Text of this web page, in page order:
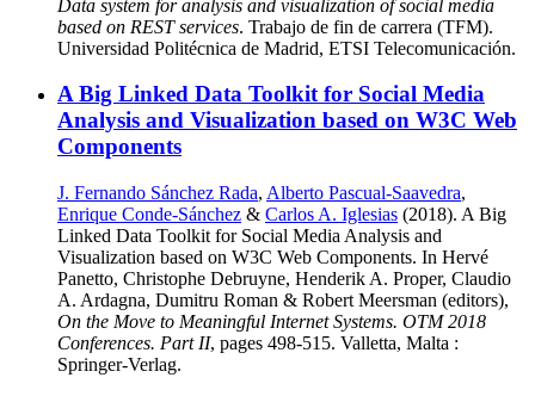
Data system for analysis and visualization of social media
based on REST services. Trabajo de fin de carrera (TFM).
Universidad Politécnica de Madrid, ETSI Telecomunicación.
A Big Linked Data Toolkit for Social Media
Analysis and Visualization based on W3C Web
Components
J. Fernando Sánchez Rada, Alberto Pascual-Saavedra,
Enrique Conde-Sánchez & Carlos A. Iglesias (2018). A Big
Linked Data Toolkit for Social Media Analysis and
Visualization based on W3C Web Components. In Hervé
Panetto, Christophe Debruyne, Henderik A. Proper, Claudio
A. Ardagna, Dumitru Roman & Robert Meersman (editors),
On the Move to Meaningful Internet Systems. OTM 2018
Conferences. Part II, pages 498-515. Valletta, Malta :
Springer-Verlag.